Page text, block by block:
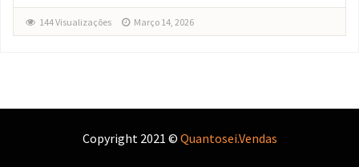
121 Visualizações Março 14, 2026
Copyright 2021 © Quantosei.Vendas